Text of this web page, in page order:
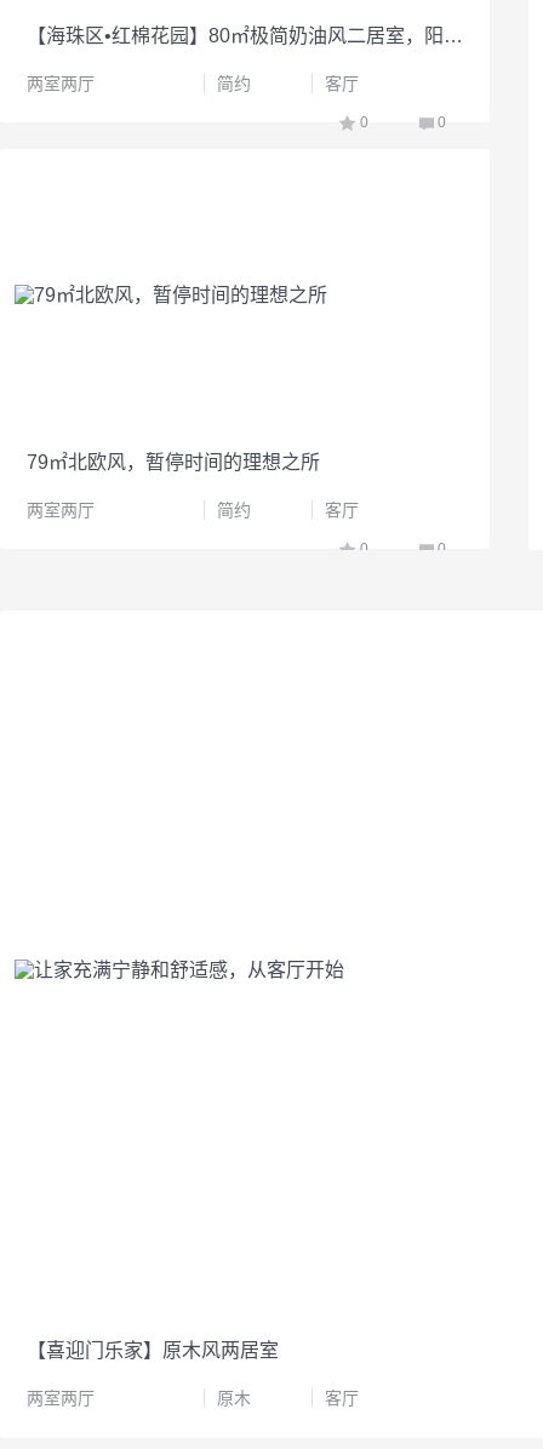
【海珠区•红棉花园】80㎡极简奶油风二居室，阳台改厨房，玻璃砖隔断，一个干净素雅的三口之家
两室两厅 简约 客厅
0 0
79㎡北欧风，暂停时间的理想之所
两室两厅 简约 客厅
0 0
【喜迎门乐家】原木风两居室
两室两厅 原木 客厅